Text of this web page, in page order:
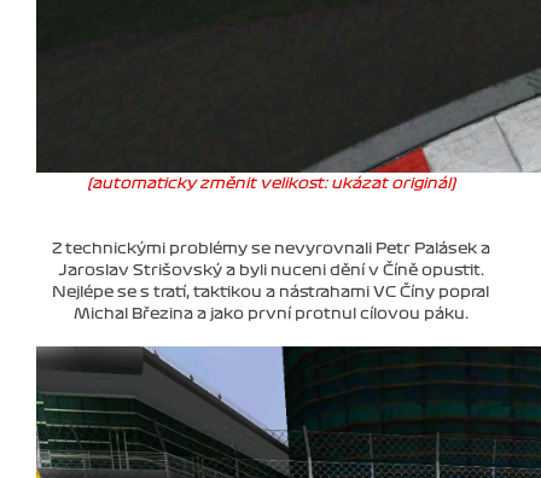
(automaticky změnit velikost: ukázat originál)
Z technickými problémy se nevyrovnali Petr Palásek a
Jaroslav Strišovský a byli nuceni dění v Číně opustit.
Nejlépe se s tratí, taktikou a nástrahami VC Číny popral
Michal Březina a jako první protnul cílovou páku.